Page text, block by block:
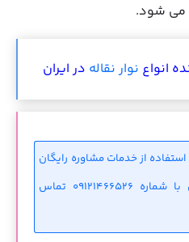
می شود.
انواع نوار نقاله در ایران
استفاده از خدمات مشاوره رایگان
می توانید هم اکنون با شماره 09121466526 تماس